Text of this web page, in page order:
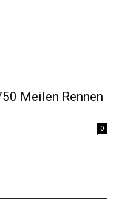
Meilen Rennen
0